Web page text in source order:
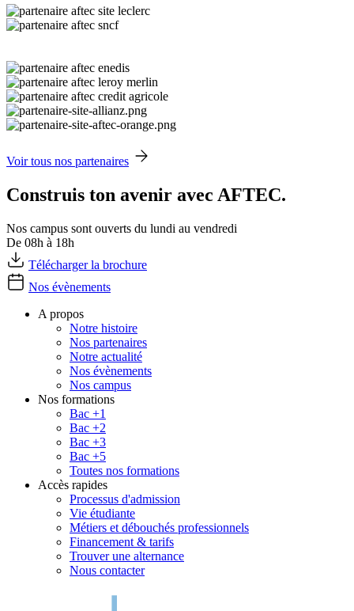
Voir tous nos partenaires
Construis ton avenir avec AFTEC.
Nos campus sont ouverts du lundi au vendredi
De 08h à 18h
Télécharger la brochure
Nos évènements
A propos
Notre histoire
Nos partenaires
Notre actualité
Nos évènements
Nos campus
Nos formations
Bac +1
Bac +2
Bac +3
Bac +5
Toutes nos formations
Accès rapides
Processus d'admission
Vie étudiante
Métiers et débouchés professionnels
Financement & tarifs
Trouver une alternance
Nous contacter